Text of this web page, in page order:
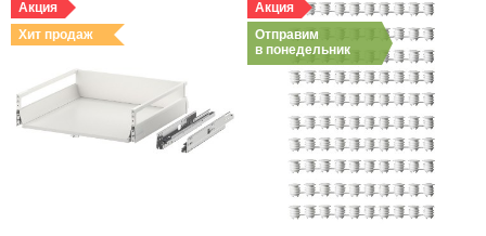
Акция
Хит продаж
Акция
Отправим
в понедельник